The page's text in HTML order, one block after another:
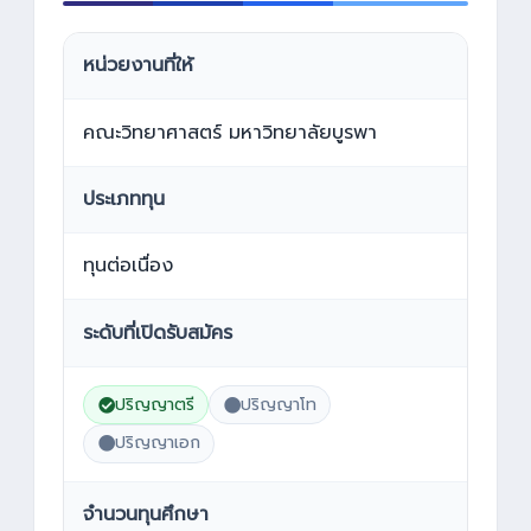
หน่วยงานที่ให้
คณะวิทยาศาสตร์ มหาวิทยาลัยบูรพา
ประเภททุน
ทุนต่อเนื่อง
ระดับที่เปิดรับสมัคร
ปริญญาตรี
ปริญญาโท
ปริญญาเอก
จำนวนทุนศึกษา